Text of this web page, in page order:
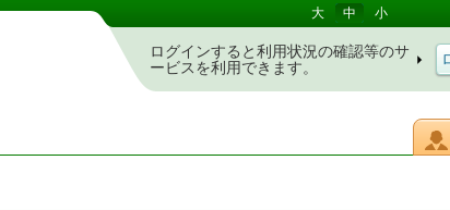
大 中 小
ログインすると利用状況の確認等のサ
ービスを利用できます。